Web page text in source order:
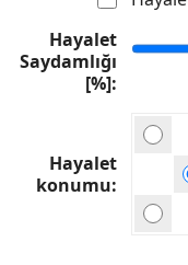
Hayalet
Saydamlığı
[%]
Hayalet
konumu